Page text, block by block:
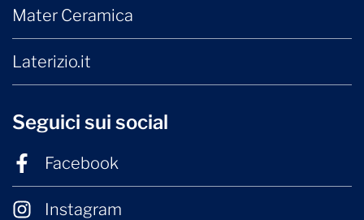
Mater Ceramica
Laterizio.it
Seguici sui social
Facebook
Instagram